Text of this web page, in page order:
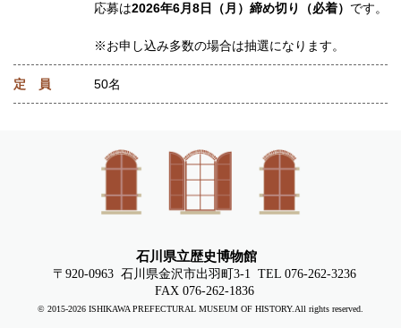
応募は2026年6月8日（月）締め切り（必着） です。
※お申し込み多数の場合は抽選になります。
定 員 50名
石川県立歴史博物館
〒920-0963 石川県金沢市出羽町3-1
TEL 076-262-3236
FAX 076-262-1836
© 2015-2026 ISHIKAWA PREFECTURAL MUSEUM OF HISTORY.All rights reserved.